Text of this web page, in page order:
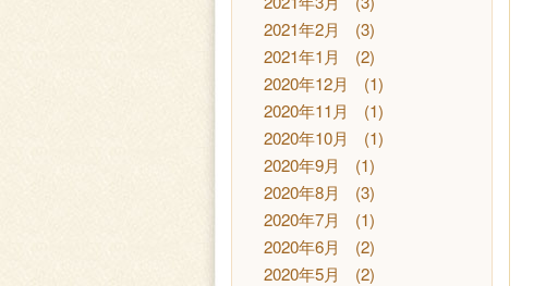
2021年2月
(3)
2021年1月
(2)
2020年12月
(1)
2020年11月
(1)
2020年10月
(1)
2020年9月
(1)
2020年8月
(3)
2020年7月
(1)
2020年6月
(2)
2020年5月
(2)